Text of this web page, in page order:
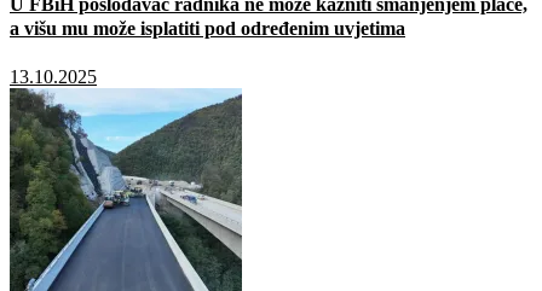
a višu mu može isplatiti pod određenim uvjetima
13.10.2025